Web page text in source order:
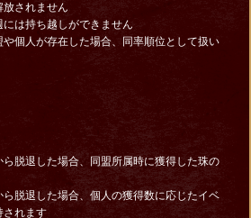
放されません
は持ち越しができません
個人が存在した場合、同率順位として扱い
脱退した場合、同盟所属時に獲得した珠の
脱退した場合、個人の獲得数に応じたイベ
されます